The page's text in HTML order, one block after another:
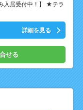
入居受付中！】 ★テラ
詳細を見る
せる